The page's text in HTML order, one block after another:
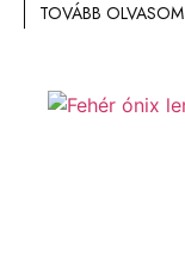
TOVÁBB OLVASOM